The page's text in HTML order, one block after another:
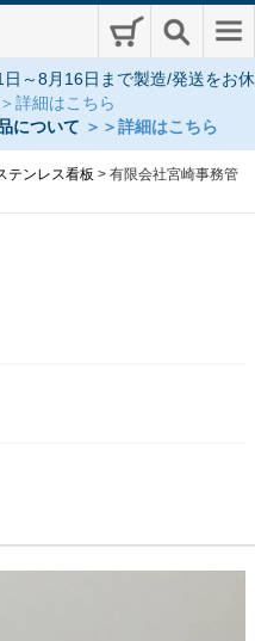
日～8月16日まで製造/発送をお休
詳細はこちら
について ＞＞詳細はこちら
テンレス看板 > 有限会社宮崎事務管